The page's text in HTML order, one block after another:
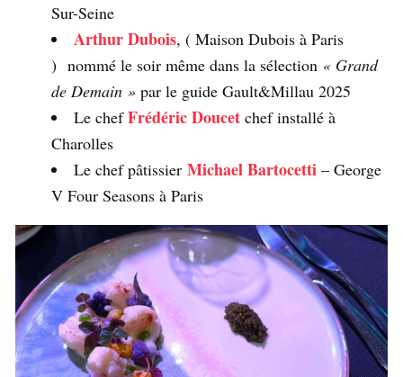
Sur-Seine
Arthur Dubois, ( Maison Dubois à Paris
) nommé le soir même dans la sélection « Grand
de Demain » par le guide Gault&Millau 2025
Le chefFrédéric Doucet chef installé à
Charolles
Le chef pâtissier Michael Bartocetti – George
V Four Seasons à Paris